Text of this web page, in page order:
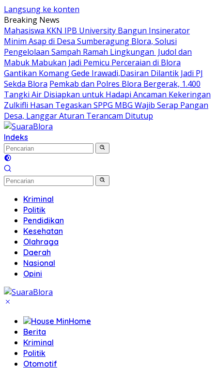
Langsung ke konten
Breaking News
Mahasiswa KKN IPB University Bangun Insinerator
Minim Asap di Desa Sumberagung Blora, Solusi
Pengelolaan Sampah Ramah Lingkungan ‎ Judol dan
Mabuk Mabukan Jadi Pemicu Perceraian di Blora
Gantikan Komang Gede Irawadi,Dasiran Dilantik Jadi PJ
Sekda Blora Pemkab dan Polres Blora Bergerak, 1.400
Tangki Air Disiapkan untuk Hadapi Ancaman Kekeringan
Zulkifli Hasan Tegaskan SPPG MBG Wajib Serap Pangan
Desa, Langgar Aturan Terancam Ditutup
Indeks
Kriminal
Politik
Pendidikan
Kesehatan
Olahraga
Daerah
Nasional
Opini
Home
Berita
Kriminal
Politik
Otomotif